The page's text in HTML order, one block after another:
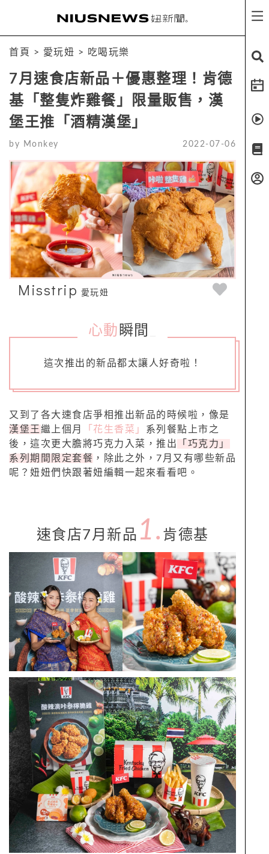
首頁 > 愛玩妞 > 吃喝玩樂
7月速食店新品＋優惠整理！肯德
基「整隻炸雞餐」限量販售，漢
堡王推「酒精漢堡」
by Monkey 2022-07-06
Misstrip 愛玩妞
心動 瞬間
這次推出的新品都太讓人好奇啦！
又到了各大速食店爭相推出新品的時候啦，像是
漢堡王 繼上個月 「花生香菜」 系列餐點上市之
後，這次更大膽將巧克力入菜，推出
「巧克力」
系列期間限定套餐 ，除此之外，7月又有哪些新品
呢？妞妞們快跟著妞編輯一起來看看吧。
速食店7月新品 1. 肯德基